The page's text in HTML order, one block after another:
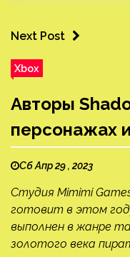
Next Post
Xbox
Авторы
персонажах
Сб Апр 29 , 2023
Студия Mimimi
готовит в этом
выполнен в жанре
золотого века